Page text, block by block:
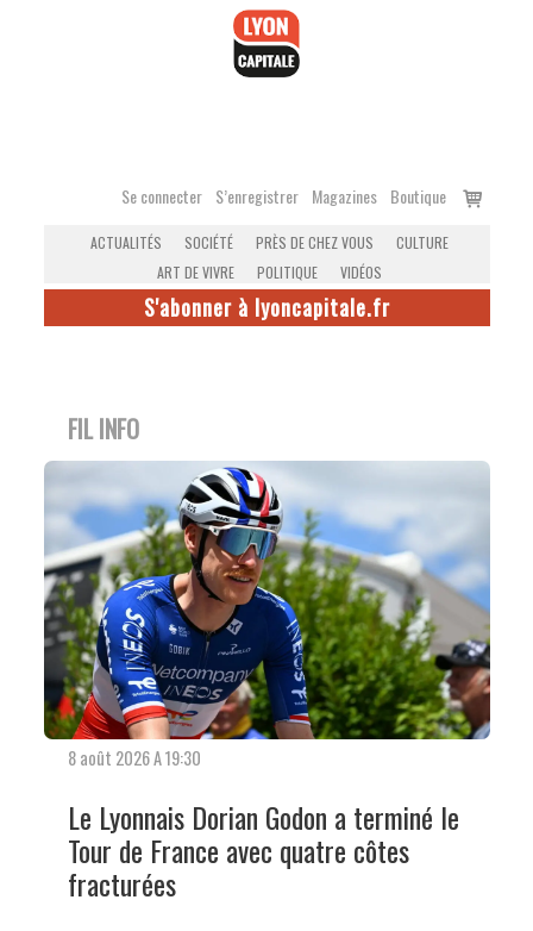
Se connecter S’enregistrer Magazines Boutique
Voir
ACTUALITÉS SOCIÉTÉ PRÈS DE CHEZ VOUS
CULTURE
ART DE VIVRE
POLITIQUE VIDÉOS
S'abonner à lyoncapitale.fr
FIL INFO
8 août 2026 A 19:30
Le Lyonnais Dorian Godon a terminé le
Tour de France avec quatre côtes
fracturées